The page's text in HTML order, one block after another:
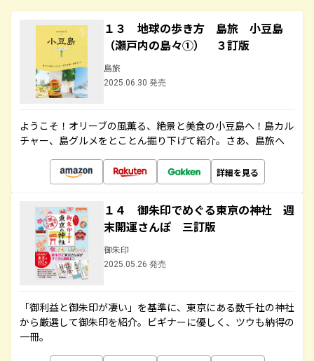
１３ 地球の歩き方 島旅 小豆島
（瀬戸内の島々①） ３訂版
島旅
2025.06.30 発売
ようこそ！オリーブの風薫る、絶景と美食の小豆島へ！島カル
チャー、島グルメをとことん掘り下げて紹介。さあ、島旅へ
詳細を見る
１４ 御朱印でめぐる東京の神社 週
末開運さんぽ 三訂版
御朱印
2025.05.26 発売
「御利益と御朱印が凄い」を基準に、東京にある数千社の神社
から厳選して御朱印を紹介。ビギナーに優しく、ツウも納得の
一冊。